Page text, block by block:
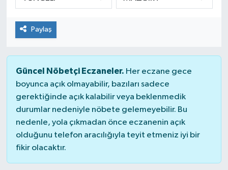
Paylaş
Güncel Nöbetçi Eczaneler. Her eczane gece
boyunca açık olmayabilir, bazıları sadece
gerektiğinde açık kalabilir veya beklenmedik
durumlar nedeniyle nöbete gelemeyebilir. Bu
nedenle, yola çıkmadan önce eczanenin açık
olduğunu telefon aracılığıyla teyit etmeniz iyi bir
fikir olacaktır.